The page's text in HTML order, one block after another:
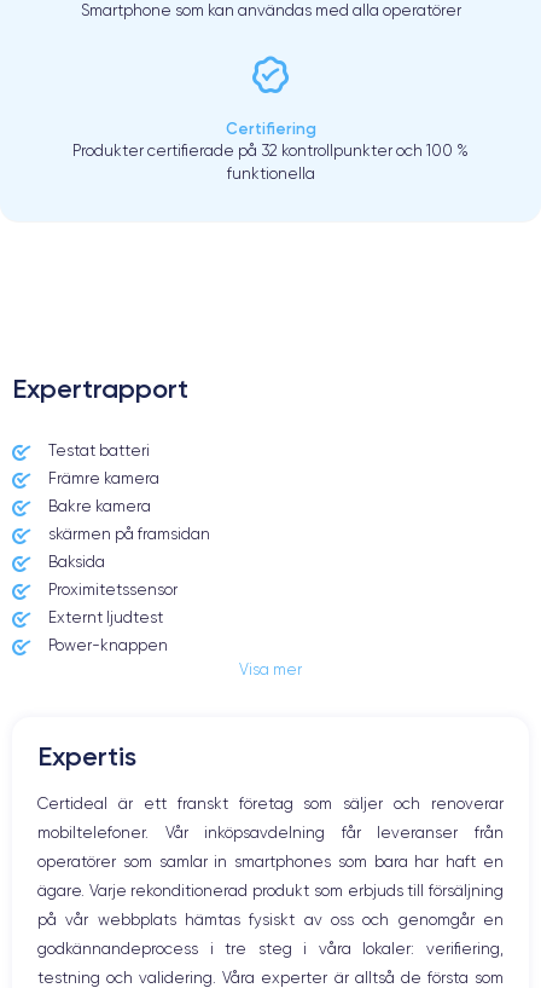
Smartphone som kan användas med alla operatörer
Certifiering
Produkter certifierade på 32 kontrollpunkter och 100 %
funktionella
Expertrapport
Testat batteri
Främre kamera
Bakre kamera
skärmen på framsidan
Baksida
Proximitetssensor
Externt ljudtest
Power-knappen
Högtalare
Hem-knappen
Bluetooth
WiFi
Nätverk
Vibration
Prise USB
Visa mer
Expertis
Certideal är ett franskt företag som säljer och renoverar
mobiltelefoner. Vår inköpsavdelning får leveranser från
operatörer som samlar in smartphones som bara har haft en
ägare. Varje rekonditionerad produkt som erbjuds till försäljning
på vår webbplats hämtas fysiskt av oss och genomgår en
godkännandeprocess i tre steg i våra lokaler: verifiering,
testning och validering. Våra experter är alltså de första som